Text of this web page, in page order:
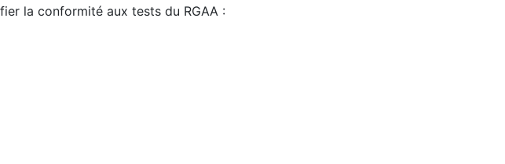
la conformité aux tests du RGAA :